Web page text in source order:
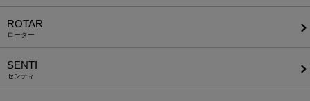
ROTAR
ローター
SENTI
センティ